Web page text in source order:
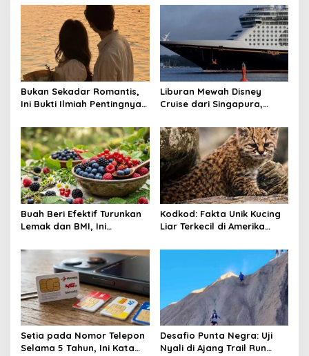
v
i
g
a
t
i
o
n
Bukan Sekadar Romantis,
Ini Bukti Ilmiah Pentingnya
Liburan Mewah Disney
Cruise dari Singapura,
Buah Beri Efektif Turunkan
Lemak dan BMI, Ini
Kodkod: Fakta Unik Kucing
Liar Terkecil di Amerika
Setia pada Nomor Telepon
Selama 5 Tahun, Ini Kata
Desafio Punta Negra: Uji
Nyali di Ajang Trail Run